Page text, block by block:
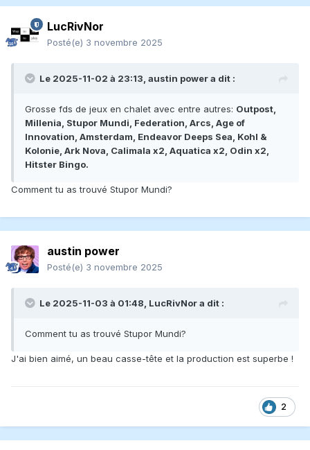
LucRivNor
Posté(e) 3 novembre 2025
Le 2025-11-02 à 23:13, austin powera dit :
Grosse fds de jeux en chalet avec entre autres: Outpost,
Millenia, Stupor Mundi, Federation, Arcs, Age of
Innovation, Amsterdam, Endeavor Deeps Sea, Kohl &
Kolonie, Ark Nova, Calimala x2, Aquatica x2, Odin x2,
Hitster Bingo.
Comment tu as trouvé Stupor Mundi?
austin power
Posté(e) 3 novembre 2025
Le 2025-11-03 à 01:48, LucRivNora dit :
Comment tu as trouvé Stupor Mundi?
J'ai bien aimé, un beau casse-tête et la production est superbe !
2